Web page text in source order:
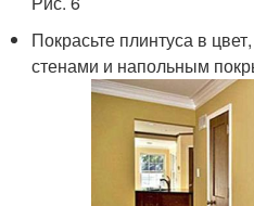
Покрасьте плинтуса в
стенами и напольным